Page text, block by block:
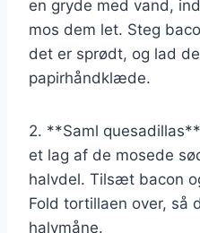
en gryde med vand,
mos dem let. Steg
det er sprødt, og lad
papirhåndklæde.
2. **Saml
et lag af de mosede
halvdel. Tilsæt bacon
Fold tortillaen over, så
halvmåne.